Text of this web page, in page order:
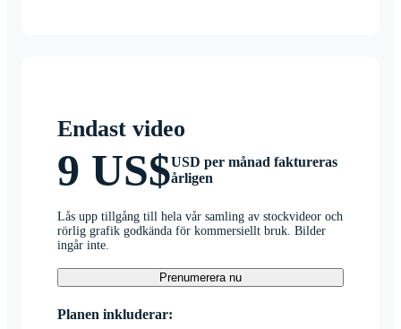
Endast video
9 US$USD per månad faktureras
årligen
Lås upp tillgång till hela vår samling av stockvideor och
rörlig grafik godkända för kommersiellt bruk. Bilder
ingår inte.
Prenumerera nu
Planen inkluderar: